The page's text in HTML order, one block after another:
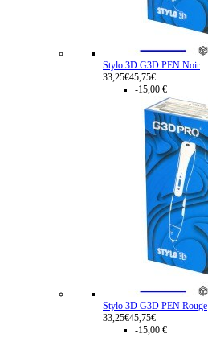
Stylo 3D G3D PEN Noir
33,25€45,75€
-15,00 €
Stylo 3D G3D PEN Rouge
33,25€45,75€
-15,00 €